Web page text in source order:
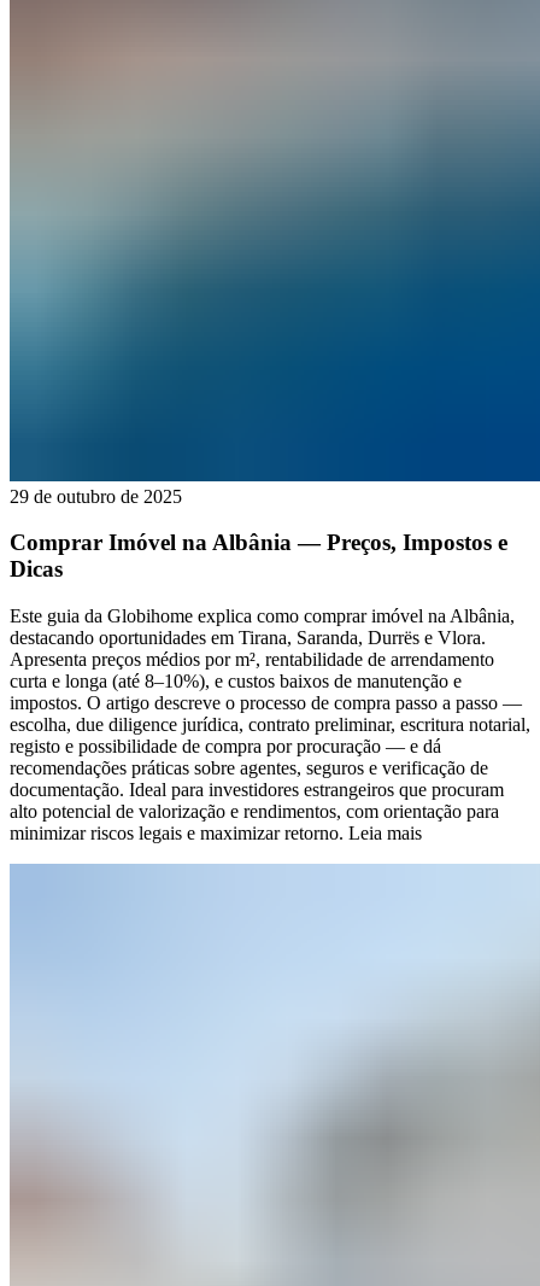
29 de outubro de 2025
Comprar Imóvel na Albânia — Preços, Impostos e
Dicas
Este guia da Globihome explica como comprar imóvel na Albânia,
destacando oportunidades em Tirana, Saranda, Durrës e Vlora.
Apresenta preços médios por m², rentabilidade de arrendamento
curta e longa (até 8–10%), e custos baixos de manutenção e
impostos. O artigo descreve o processo de compra passo a passo —
escolha, due diligence jurídica, contrato preliminar, escritura notarial,
registo e possibilidade de compra por procuração — e dá
recomendações práticas sobre agentes, seguros e verificação de
documentação. Ideal para investidores estrangeiros que procuram
alto potencial de valorização e rendimentos, com orientação para
minimizar riscos legais e maximizar retorno. Leia mais